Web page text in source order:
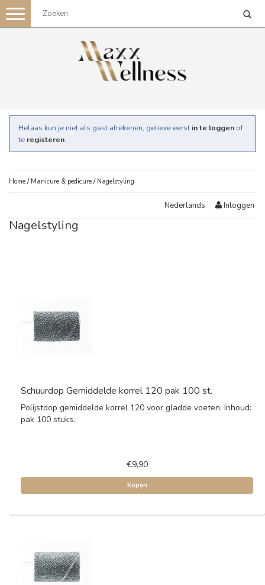
Toggle
navigation
Helaas kun je niet als gast afrekenen, gelieve eerst in te loggen of
te registeren.
Home / Manicure & pedicure / Nagelstyling
Nederlands Inloggen
Nagelstyling
Schuurdop Gemiddelde korrel 120 pak 100 st.
Polijstdop gemiddelde korrel 120 voor gladde voeten. Inhoud:
pak 100 stuks.
€9,90
Kopen